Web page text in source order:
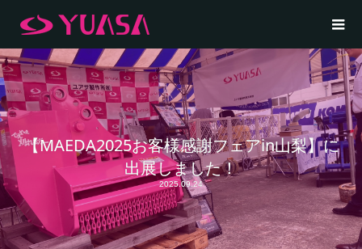
【MAEDA2025お客様感謝フェアin山梨】に
出展しました！
2025.09.24